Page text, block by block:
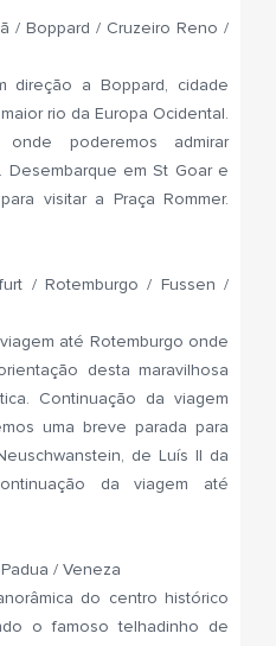
/ Boppard / Cruzeiro Reno /
direção a Boppard, cidade
rio da Europa Ocidental.
onde poderemos admirar
Desembarque em St Goar e
visitar a Praça Rommer.
/ Rotemburgo / Fussen /
até Rotemburgo onde
desta maravilhosa
Continuação da viagem
uma breve parada para
de Luís II da
da viagem até
/ Veneza
do centro histórico
o famoso telhadinho de